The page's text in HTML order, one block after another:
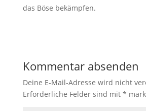
das Böse bekämpfen.
Kommentar absenden
Deine E-Mail-Adresse wird nicht
Erforderliche Felder sind mit *